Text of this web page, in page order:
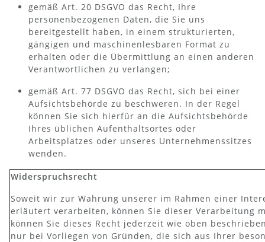
gemäß Art. 20 DSGVO das Recht, Ihre
personenbezogenen Daten, die Sie uns
bereitgestellt haben, in einem strukturierten,
gängigen und maschinenlesbaren Format zu
erhalten oder die Übermittlung an einen anderen
Verantwortlichen zu verlangen;
gemäß Art. 77 DSGVO das Recht, sich bei einer
Aufsichtsbehörde zu beschweren. In der Regel
können Sie sich hierfür an die Aufsichtsbehörde
Ihres üblichen Aufenthaltsortes oder
Arbeitsplatzes oder unseres Unternehmenssitzes
wenden.
Widerspruchsrecht
Soweit wir zur Wahrung unserer im Rahmen einer
erläutert verarbeiten, können Sie dieser Verarbeitung
können Sie dieses Recht jederzeit wie oben
nur bei Vorliegen von Gründen, die sich aus Ihrer